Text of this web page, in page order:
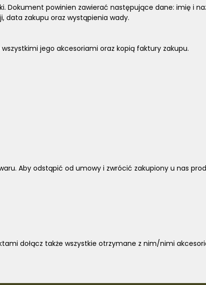
Dokument powinien zawierać następujące dane: imię i
data zakupu oraz wystąpienia wady.
jego akcesoriami oraz kopią faktury zakupu.
Aby odstąpić od umowy i zwrócić zakupiony u nas
dołącz także wszystkie otrzymane z nim/nimi